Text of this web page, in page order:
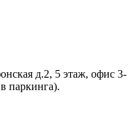
д.2, 5 этаж, офис 3-
паркинга).